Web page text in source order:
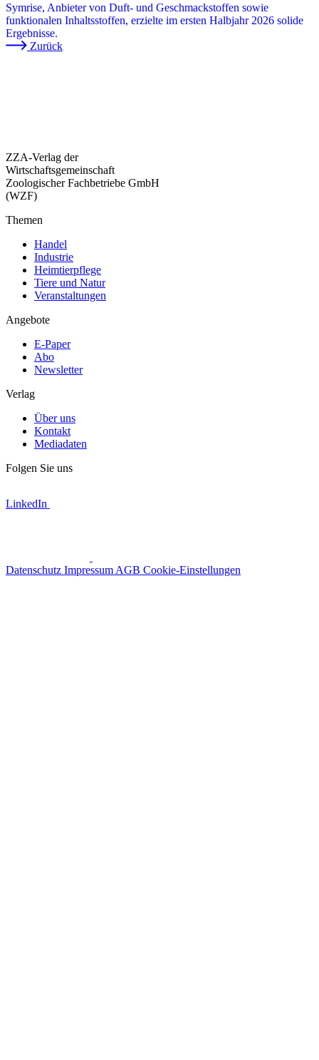
Symrise, Anbieter von Duft- und Geschmackstoffen sowie
funktionalen Inhaltsstoffen, erzielte im ersten Halbjahr 2026 solide
Ergebnisse.
Zurück
ZZA-Verlag der
Wirtschaftsgemeinschaft
Zoologischer Fachbetriebe GmbH
(WZF)
Themen
Handel
Industrie
Heimtierpflege
Tiere und Natur
Veranstaltungen
Angebote
E-Paper
Abo
Newsletter
Verlag
Über uns
Kontakt
Mediadaten
Folgen Sie uns
LinkedIn
Datenschutz Impressum AGB Cookie-Einstellungen